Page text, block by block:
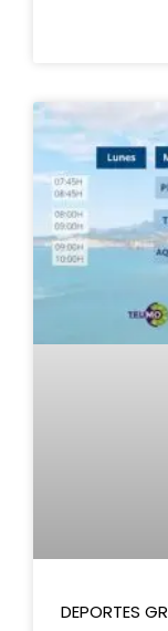
DEPORTES